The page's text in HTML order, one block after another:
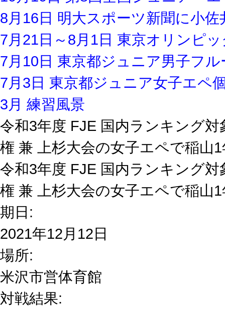
8月16日 明大スポーツ新聞に小
7月21日～8月1日 東京オリンピ
7月10日 東京都ジュニア男子フ
7月3日 東京都ジュニア女子エペ
3月 練習風景
令和3年度 FJE 国内ランキング
権 兼 上杉大会の女子エペで稲山
令和3年度 FJE 国内ランキング
権 兼 上杉大会の女子エペで稲山
期日:
2021年12月12日
場所:
米沢市営体育館
対戦結果: